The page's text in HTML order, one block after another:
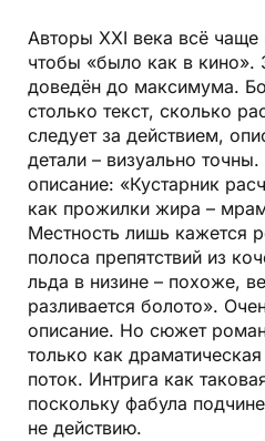
Авторы XXI века всё чаще
чтобы «было как в кино».
доведён до максимума.
столько текст, сколько
следует за действием,
детали – визуально
описание: «Кустарник
как прожилки жира –
Местность лишь кажется
полоса препятствий из
льда в низине – похоже,
разливается болото».
описание. Но сюжет
только как
поток. Интрига как
поскольку фабула
не действию.